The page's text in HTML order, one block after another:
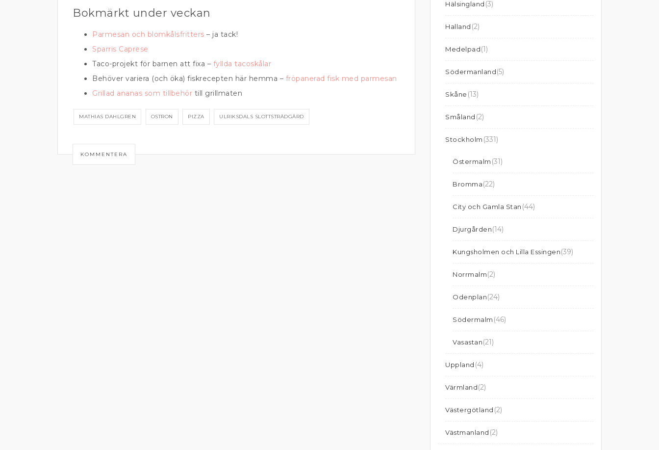
Bokmärkt under veckan
Parmesan och blomkålsfritters – ja tack!
Sparris Caprese
Taco-projekt för barnen att fixa – fyllda tacoskålar
Behöver variera (och öka) fiskrecepten här hemma – fröpanerad fisk med parmesan
Grillad ananas som tillbehör till grillmaten
MATHIAS DAHLGREN OSTRON PIZZA ULRIKSDALS SLOTTSTRÄDGÅRD
KOMMENTERA
Hälsingland (3)
Halland (2)
Medelpad(1)
Södermanland(5)
Skåne (13)
Småland (2)
Stockholm (331)
Östermalm (31)
Bromma(22)
City och Gamla Stan (44)
Djurgården(14)
Kungsholmen och Lilla Essingen(39)
Norrmalm(2)
Odenplan(24)
Södermalm (46)
Vasastan(21)
Uppland (4)
Värmland(2)
Västergötland (2)
Västmanland (2)